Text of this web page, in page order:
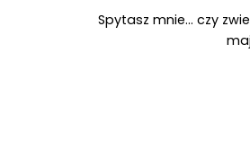
Spytasz mnie… czy